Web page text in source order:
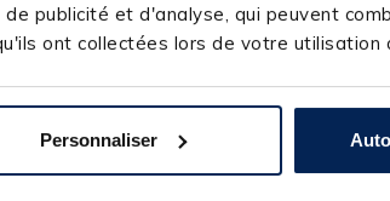
publicité et d'analyse, qui peuvent
ont collectées lors de votre utilisation
Personnaliser